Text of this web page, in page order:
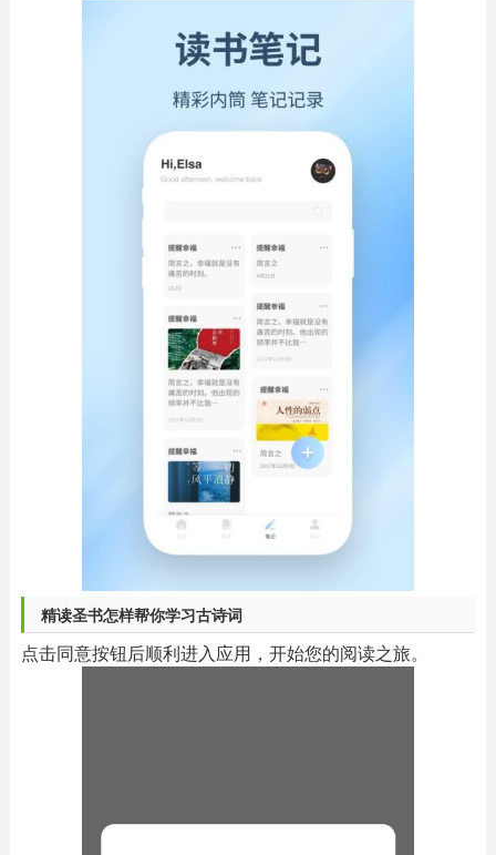
精读圣书怎样帮你学习古诗词
点击同意按钮后顺利进入应用，开始您的阅读之旅。